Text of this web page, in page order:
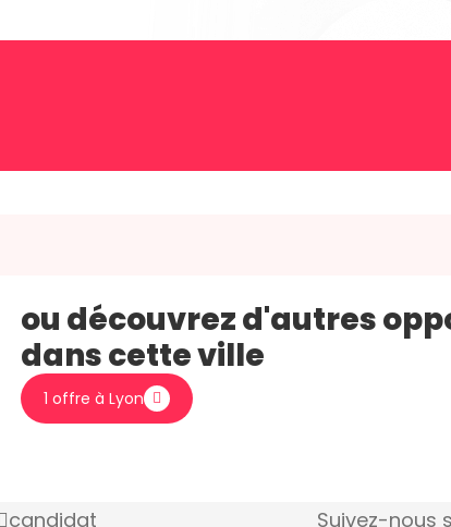
ou découvrez d'autres
dans cette ville
1 offre à Lyon
candidat Suivez-nous